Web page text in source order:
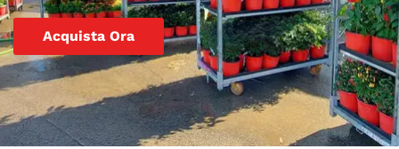
Acquista Ora